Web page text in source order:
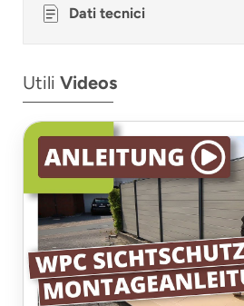
Dati tecnici
Utili Videos